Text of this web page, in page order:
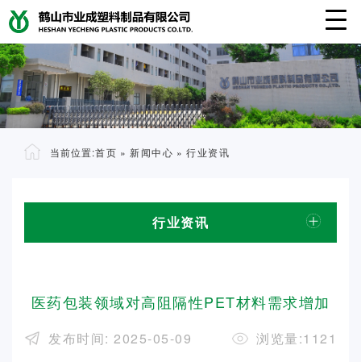
当前位置:首页 » 新闻中心 » 行业资讯
行业资讯
医药包装领域对高阻隔性PET材料需求增加
发布时间: 2025-05-09
浏览量:1121